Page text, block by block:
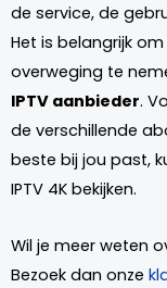
de service, de
Het is belangrijk
overweging te
IPTV aanbieder.
de verschillende
beste bij jou past,
IPTV 4K bekijken.
Wil je meer weten
Bezoek dan onze